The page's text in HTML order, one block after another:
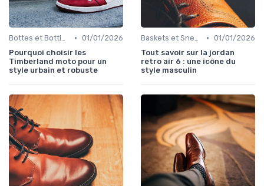
Bottes et Bottines • 01/01/2026
Pourquoi choisir les
Timberland moto pour un
style urbain et robuste
Baskets et Sneakers • 01/01/2026
Tout savoir sur la jordan
retro air 6 : une icône du
style masculin